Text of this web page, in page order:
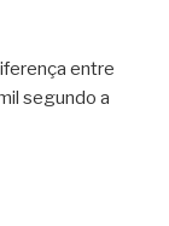
entre
segundo a